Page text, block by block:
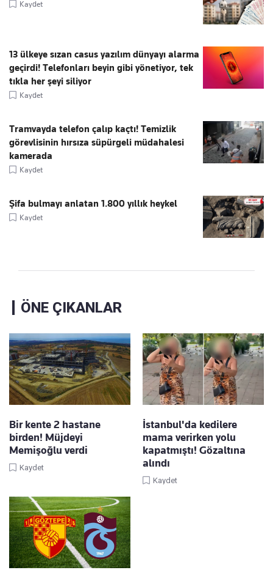
Kaydet
13 ülkeye sızan casus yazılım dünyayı alarma
geçirdi! Telefonları beyin gibi yönetiyor, tek
tıkla her şeyi siliyor
Kaydet
Tramvayda telefon çalıp kaçtı! Temizlik
görevlisinin hırsıza süpürgeli müdahalesi
kamerada
Kaydet
Şifa bulmayı anlatan 1.800 yıllık heykel
Kaydet
ÖNE ÇIKANLAR
Bir kente 2 hastane
birden! Müjdeyi
Memişoğlu verdi
Kaydet
İstanbul'da kedilere
mama verirken yolu
kapatmıştı! Gözaltına
alındı
Kaydet